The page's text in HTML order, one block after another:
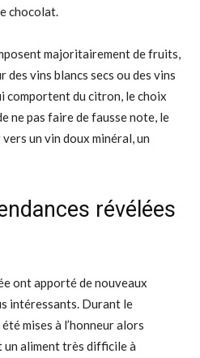
chocolat.
majoritairement de fruits,
des vins blancs secs ou des vins
comportent du citron, le choix
ne pas faire de fausse note, le
un vin doux minéral, un
révélées
ont apporté de nouveaux
intéressants. Durant le
mises à l’honneur alors
un aliment très difficile à